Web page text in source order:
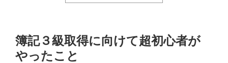
簿記３級取得に向けて超初心者が
やったこと